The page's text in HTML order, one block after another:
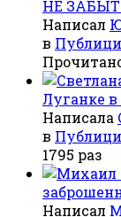
НЕ
Написал
в
Луганке
Написала
в
1795 раз
Написал